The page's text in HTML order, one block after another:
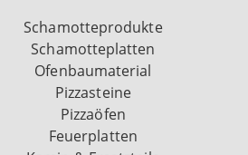
Schamotteprodukte
Schamotteplatten
Ofenbaumaterial
Pizzasteine
Pizzaöfen
Feuerplatten